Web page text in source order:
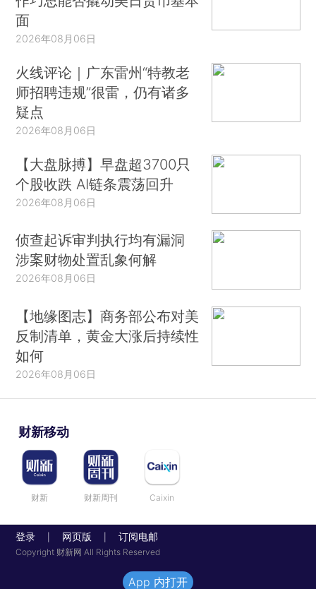
面
2026年08月06日
火线评论｜广东雷州“特教老
师招聘违规”很雷，仍有诸多
疑点
2026年08月06日
【大盘脉搏】早盘超3700只
个股收跌 AI链条震荡回升
2026年08月06日
侦查起诉审判执行均有漏洞
涉案财物处置乱象何解
2026年08月06日
【地缘图志】商务部公布对美
反制清单，黄金大涨后持续性
如何
2026年08月06日
财新移动
财新 财新周刊 Caixin
登录 网页版 订阅电邮
Copyright 财新网 All Rights Reserved
App 内打开